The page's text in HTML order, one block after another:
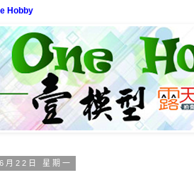
Hobby
月22日 星期一